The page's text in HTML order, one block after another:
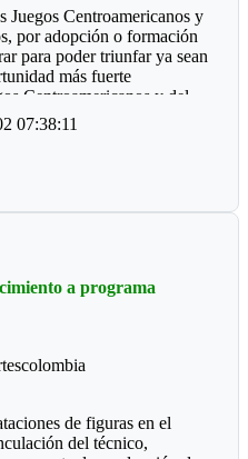
(Acacias)
Córdoba (Guamal)
Savio (Acacias)
(Guamal)
Juegos Centroamericanos y
por adopción o formación
para poder triunfar ya sean
más fuerte
Centroamericanos y del
viendo:
Ajedrez del Meta, fue
Marroquín ,hoy está en
plata en la capital
con la Liga de Bogotà y
Colombia que por primera
07:38:11
a programa
de figuras en el
del técnico,